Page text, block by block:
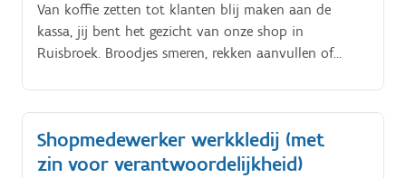
Van koffie zetten tot klanten blij maken aan de
kassa, jij bent het gezicht van onze shop in
Ruisbroek. Broodjes smeren, rekken aanvullen of
Shopmedewerker werkkledij (met
zin voor verantwoordelijkheid)